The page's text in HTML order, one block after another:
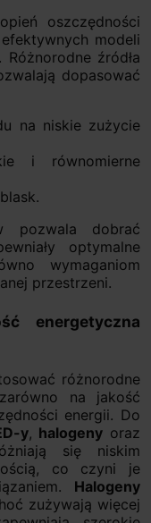
oszczędności
modeli
źródła
dopasować
na niskie zużycie
i równomierne
pozwala dobrać
optymalne
wymaganiom
przestrzeni.
energetyczna
różnorodne
na jakość
energii. Do
y, halogeny oraz
się niskim
co czyni je
Halogeny
zużywają więcej